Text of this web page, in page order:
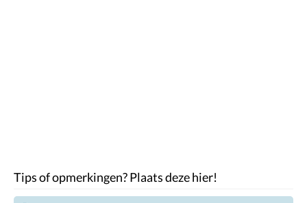
Tips of opmerkingen? Plaats deze hier!